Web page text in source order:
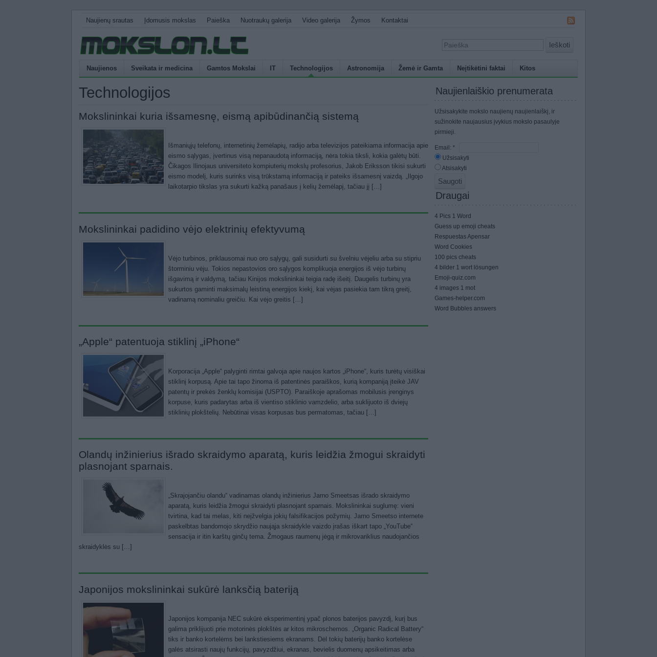
Naujienų srautas Įdomusis mokslas Paieška Nuotraukų galerija Video galerija Žymos Kontaktai
Ieškoti
Naujienos Sveikata ir medicina Gamtos Mokslai IT Technologijos Astronomija Žemė ir Gamta Neįtikėtini faktai Kitos
Technologijos
Mokslininkai kuria išsamesnę, eismą apibūdinančią sistemą
Išmaniųjų telefonų, internetinių žemėlapių, radijo arba televizijos pateikiama informacija apie
eismo sąlygas, įvertinus visą nepanaudotą informaciją, nėra tokia tiksli, kokia galėtų būti.
Čikagos Ilinojaus universiteto kompiuterių mokslų profesorius, Jakob Eriksson tikisi sukurti
eismo modelį, kuris surinks visą trūkstamą informaciją ir pateiks išsamesnį vaizdą. „Ilgojo
laikotarpio tikslas yra sukurti kažką panašaus į kelių žemėlapį, tačiau jį […]
Mokslininkai padidino vėjo elektrinių efektyvumą
Vėjo turbinos, priklausomai nuo oro sąlygų, gali susidurti su švelniu vėjeliu arba su stipriu
štorminiu vėju. Tokios nepastovios oro sąlygos komplikuoja energijos iš vėjo turbinų
išgavimą ir valdymą, tačiau Kinijos mokslininkai teigia radę išeitį. Daugelis turbinų yra
sukurtos gaminti maksimalų leistiną energijos kiekį, kai vėjas pasiekia tam tikrą greitį,
vadinamą nominaliu greičiu. Kai vėjo greitis […]
„Apple“ patentuoja stiklinį „iPhone“
Korporacija „Apple“ palyginti rimtai galvoja apie naujos kartos „iPhone“, kuris turėtų visiškai
stiklinį korpusą. Apie tai tapo žinoma iš patentinės paraiškos, kurią kompaniją įteikė JAV
patentų ir prekės ženklų komisijai (USPTO). Paraiškoje aprašomas mobilusis įrenginys
korpuse, kuris padarytas arba iš vientiso stiklinio vamzdelio, arba suklijuoto iš dviejų
stiklinių plokštelių. Nebūtinai visas korpusas bus permatomas, tačiau […]
Olandų inžinierius išrado skraidymo aparatą, kuris leidžia žmogui skraidyti
plasnojant sparnais.
„Skrajojančiu olandu“ vadinamas olandų inžinierius Jarno Smeetsas išrado skraidymo
aparatą, kuris leidžia žmogui skraidyti plasnojant sparnais. Mokslininkai suglumę: vieni
tvirtina, kad tai melas, kiti neįžvelgia jokių falsifikacijos požymių. Jarno Smeetso internete
paskelbtas bandomojo skrydžio naująja skraidykle vaizdo įrašas iškart tapo „YouTube“
sensacija ir itin karštų ginčų tema. Žmogaus raumenų jėgą ir mikrovariklius naudojančios
skraidyklės su […]
Japonijos mokslininkai sukūrė lanksčią bateriją
Japonijos kompanija NEC sukūrė eksperimentinį ypač plonos baterijos pavyzdį, kurį bus
galima priklijuoti prie motorinės plokštės ar kitos mikroschemos. „Organic Radical Battery“
tiks ir banko kortelėms bei lankstiesiems ekranams. Dėl tokių baterijų banko kortelėse
galės atsirasti naujų funkcijų, pavyzdžiui, ekranas, bevielis duomenų apsikeitimas arba
Naujienlaiškio prenumerata
Užsisakykite mokslo naujienų naujienlaiškį, ir
sužinokite naujausius įvykius mokslo pasaulyje
pirmieji.
Email: *
Užsisakyti
Atsisakyti
Draugai
4 Pics 1 Word
Guess up emoji cheats
Respuestas Apensar
Word Cookies
100 pics cheats
4 bilder 1 wort lösungen
Emoji-quiz.com
4 images 1 mot
Games-helper.com
Word Bubbles answers